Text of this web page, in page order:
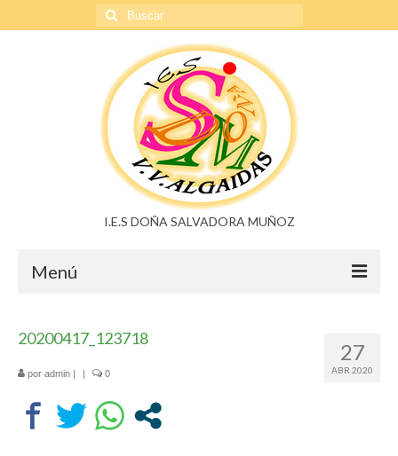
Buscar
por:
I.E.S DOÑA SALVADORA MUÑOZ
Menú
Departamentos
27
ABR 2020
20200417_123718
por admin | | 0